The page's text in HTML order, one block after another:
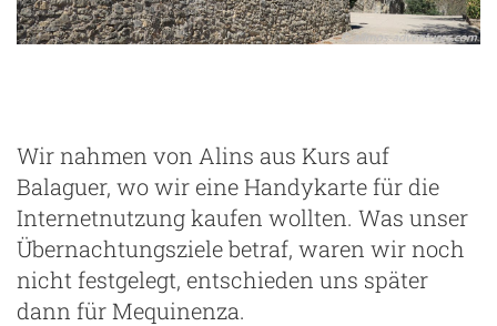
Wir nahmen von Alins aus Kurs auf
Balaguer, wo wir eine Handykarte für die
Internetnutzung kaufen wollten. Was unser
Übernachtungsziele betraf, waren wir noch
nicht festgelegt, entschieden uns später
dann für Mequinenza.